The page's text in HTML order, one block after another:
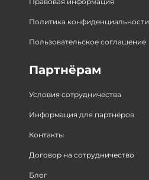
Политика конфиденциальности
Пользовательское соглашение
Партнёрам
Условия сотрудничества
Информация для партнёров
Контакты
Договор на сотрудничество
Блог